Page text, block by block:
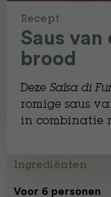
Recept
Saus
brood
Deze Salsa di
romige saus
in combinatie
Ingrediënten
Voor 6 personen